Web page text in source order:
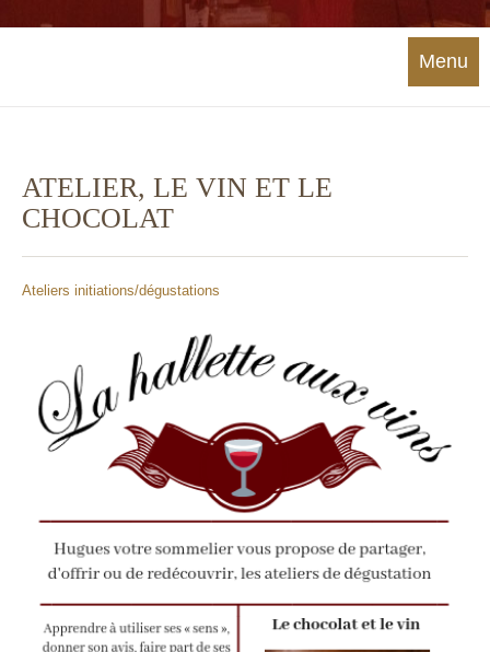
Menu
ATELIER, LE VIN ET LE
CHOCOLAT
Ateliers initiations/dégustations